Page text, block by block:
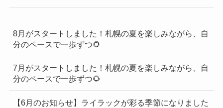
覧
8月がスタートしました！札幌の夏を楽しみながら、自
分のペースで一歩ずつ🌻
7月がスタートしました！札幌の夏を楽しみながら、自
分のペースで一歩ずつ🌻
【6月のお知らせ】ライラックが彩る季節になりました